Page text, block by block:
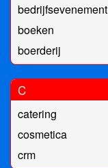
bedrijfsevenement
boeken
boerderij
C
catering
cosmetica
crm